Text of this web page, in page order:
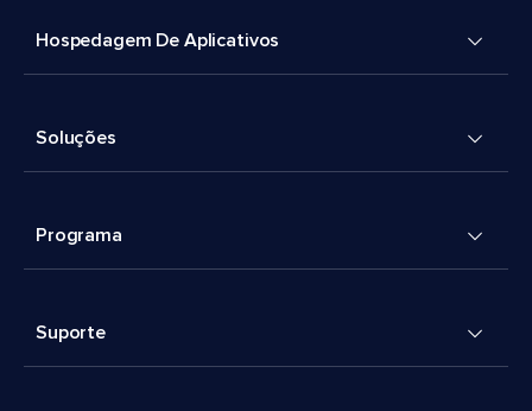
Hospedagem De Aplicativos
Soluções
Programa
Suporte